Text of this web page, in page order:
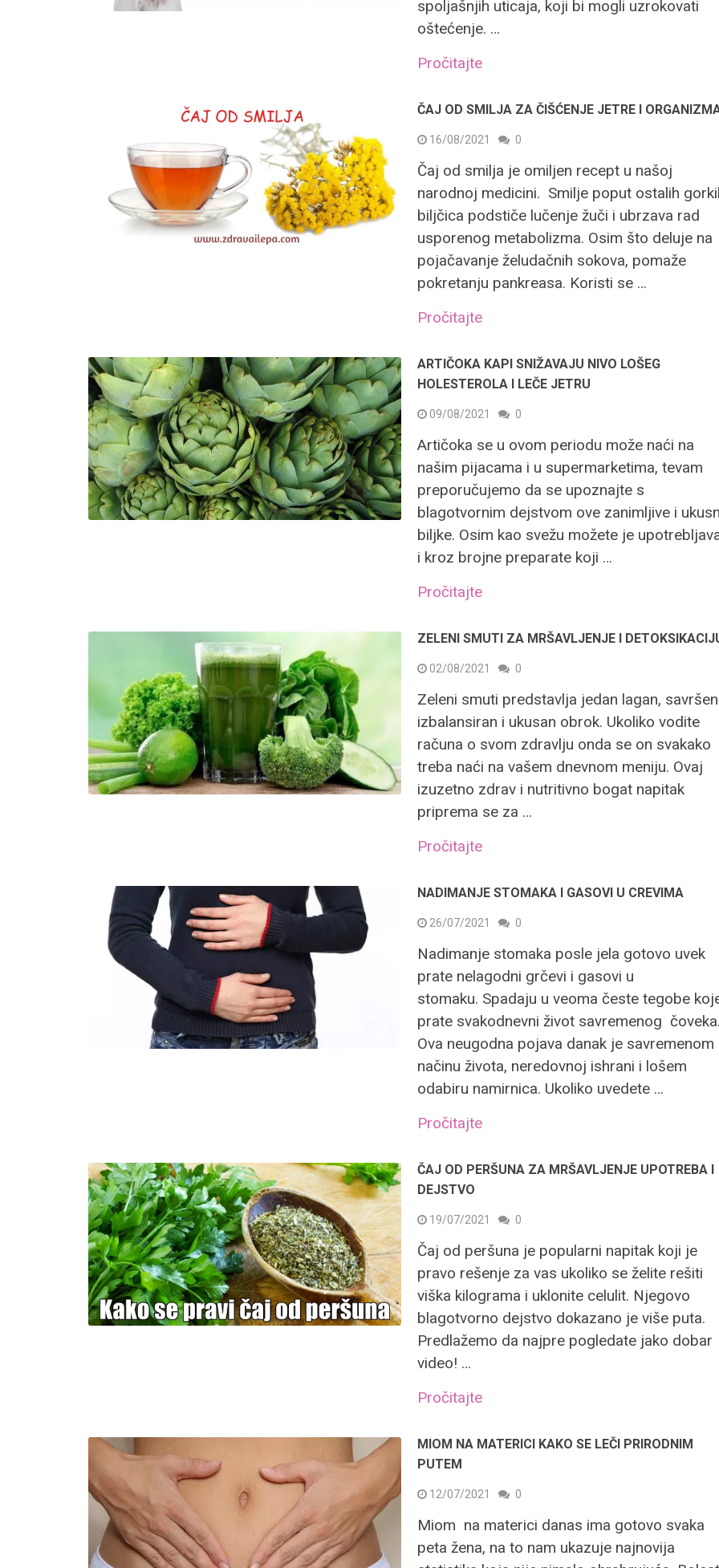
spoljašnjih uticaja, koji bi mogli uzrokovati
oštećenje. …
Pročitajte
ČAJ OD SMILJA ZA ČIŠĆENJE JETRE I
16/08/2021 0
Čaj od smilja je omiljen recept u našoj
narodnoj medicini. Smilje poput ostalih
biljčica podstiče lučenje žuči i ubrzava rad
usporenog metabolizma. Osim što deluje na
pojačavanje želudačnih sokova, pomaže
pokretanju pankreasa. Koristi se …
Pročitajte
ARTIČOKA KAPI SNIŽAVAJU NIVO LOŠEG
HOLESTEROLA I LEČE JETRU
09/08/2021 0
Artičoka se u ovom periodu može naći na
našim pijacama i u supermarketima, tevam
preporučujemo da se upoznajte s
blagotvornim dejstvom ove zanimljive i
biljke. Osim kao svežu možete je
i kroz brojne preparate koji …
Pročitajte
ZELENI SMUTI ZA MRŠAVLJENJE I
02/08/2021 0
Zeleni smuti predstavlja jedan lagan,
izbalansiran i ukusan obrok. Ukoliko vodite
računa o svom zdravlju onda se on svakako
treba naći na vašem dnevnom meniju. Ovaj
izuzetno zdrav i nutritivno bogat napitak
priprema se za …
Pročitajte
NADIMANJE STOMAKA I GASOVI U CREVIMA
26/07/2021 0
Nadimanje stomaka posle jela gotovo uvek
prate nelagodni grčevi i gasovi u
stomaku. Spadaju u veoma česte tegobe
prate svakodnevni život savremenog
Ova neugodna pojava danak je savremenom
načinu života, neredovnoj ishrani i lošem
odabiru namirnica. Ukoliko uvedete …
Pročitajte
ČAJ OD PERŠUNA ZA MRŠAVLJENJE UPOTREBA I
DEJSTVO
19/07/2021 0
Čaj od peršuna je popularni napitak koji je
pravo rešenje za vas ukoliko se želite rešiti
viška kilograma i uklonite celulit. Njegovo
blagotvorno dejstvo dokazano je više puta.
Predlažemo da najpre pogledate jako dobar
video! …
Pročitajte
MIOM NA MATERICI KAKO SE LEČI PRIRODNIM
PUTEM
12/07/2021 0
Miom na materici danas ima gotovo svaka
peta žena, na to nam ukazuje najnovija